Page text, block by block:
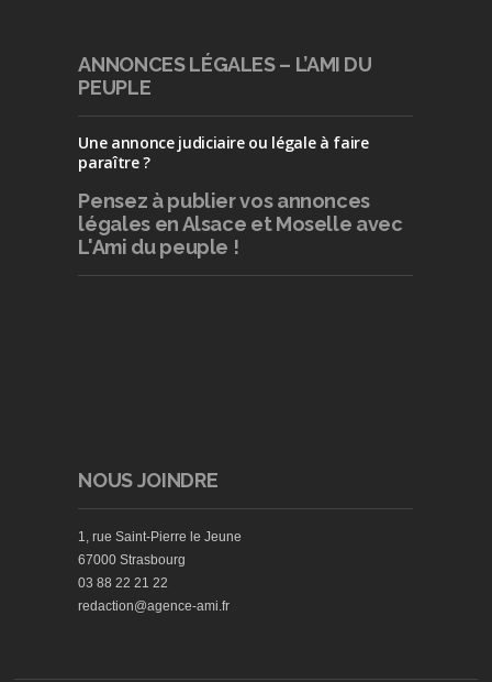
ANNONCES LÉGALES – L’AMI DU
PEUPLE
Une annonce judiciaire ou légale à faire
paraître ?
Pensez à publiervos annonces
légales en Alsace et Moselle avec
L'Ami du peuple !
NOUS JOINDRE
1, rue Saint-Pierre le Jeune
67000 Strasbourg
03 88 22 21 22
redaction@agence-ami.fr